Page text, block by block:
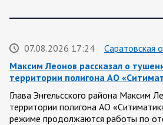
07.08.2026 17:24
Саратовская
Максим Леонов рассказал о
территории полигона АО
Глава Энгельсского района Максим
территории полигона АО
режиме продолжаются работы по